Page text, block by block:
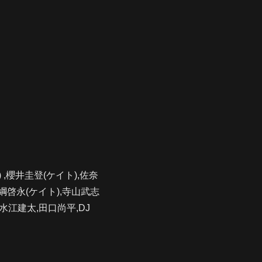
櫻井圭登(ケイト),佐奈
啓永(ケイト),寺山武志
江建太,田口尚平,DJ